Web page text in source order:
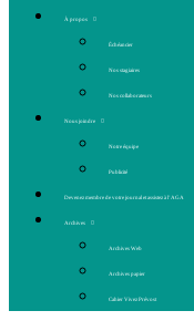
À propos
Échéancier
Nos stagiaires
Nos collaborateurs
Nous joindre
Notre équipe
Publicité
Devenez membre de votre journal et assistez à l’AGA
Archives
Archives Web
Archives papier
Cahier Vivez Prévost